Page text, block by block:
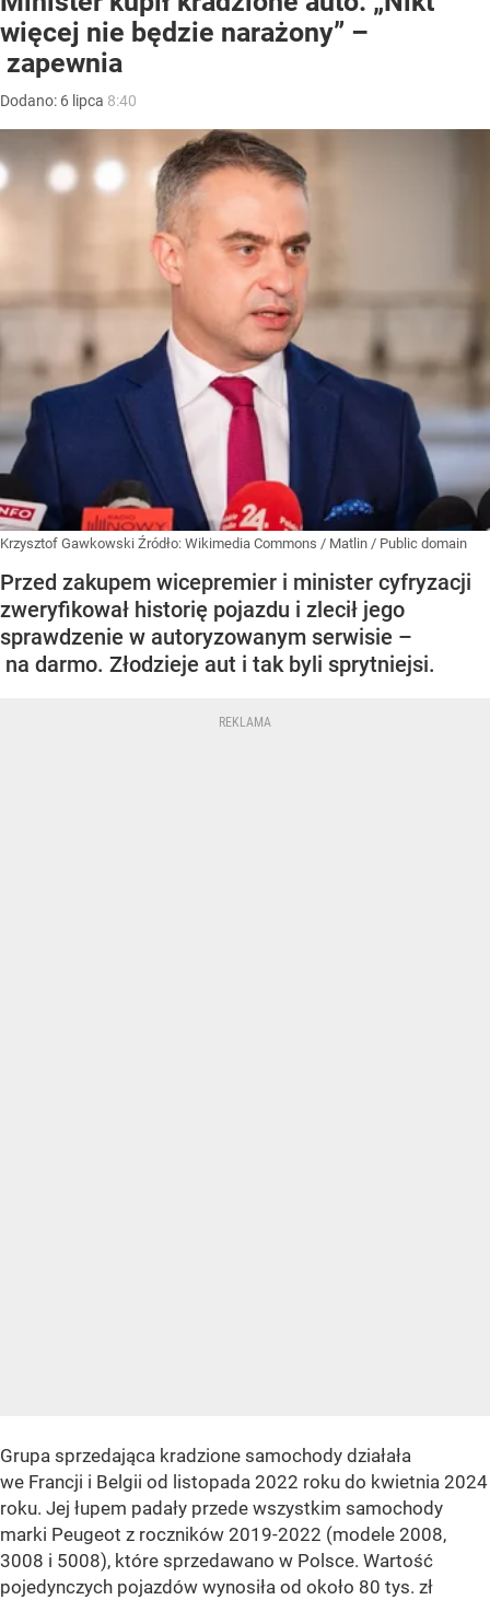
więcej nie będzie narażony” –
zapewnia
Dodano: 6 lipca 8:40
Krzysztof Gawkowski Źródło: Wikimedia Commons / Matlin / Public domain
Przed zakupem wicepremier i minister cyfryzacji
zweryfikował historię pojazdu i zlecił jego
sprawdzenie w autoryzowanym serwisie –
na darmo. Złodzieje aut i tak byli sprytniejsi.
Grupa sprzedająca kradzione samochody działała
we Francji i Belgii od listopada 2022 roku do kwietnia 2024
roku. Jej łupem padały przede wszystkim samochody
marki Peugeot z roczników 2019-2022 (modele 2008,
3008 i 5008), które sprzedawano w Polsce. Wartość
pojedynczych pojazdów wynosiła od około 80 tys. zł